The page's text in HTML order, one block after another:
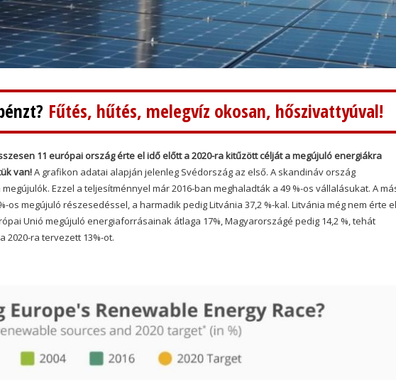
Fűtés, hűtés, melegvíz okosan, hőszivattyúval!
11 európai ország érte el idő előtt a 2020-ra kitűzött célját a megújuló energiákra
van!A grafikon adatai alapján jelenleg Svédország az első. A skandináv ország
Ezzel a teljesítménnyel már 2016-ban meghaladták a 49 %-os vállalásukat. A
os megújuló részesedéssel, a harmadik pedig Litvánia 37,2 %-kal. Litvánia még nem érte
Unió megújuló energiaforrásainak átlaga 17%, Magyarországé pedig 14,2 %, tehát
2020-ra tervezett 13%-ot.